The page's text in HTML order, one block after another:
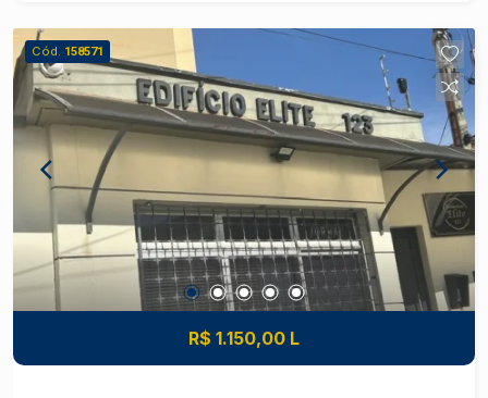
e chácaras, tornando-o ideal para quem busca
espaço para moradia, projetos de condomínios
horizontais ou áreas de lazer. Agende já sua
visita e se encante!
Cód. 158571
R$ 1.150,00 L